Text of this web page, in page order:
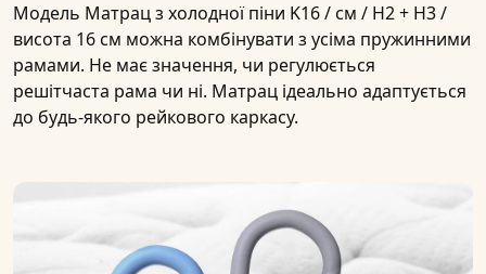
Модель Матрац з холодної піни K16 / см / H2 + H3 /
висота 16 см можна комбінувати з усіма пружинними
рамами. Не має значення, чи регулюється
решітчаста рама чи ні. Матрац ідеально адаптується
до будь-якого рейкового каркасу.